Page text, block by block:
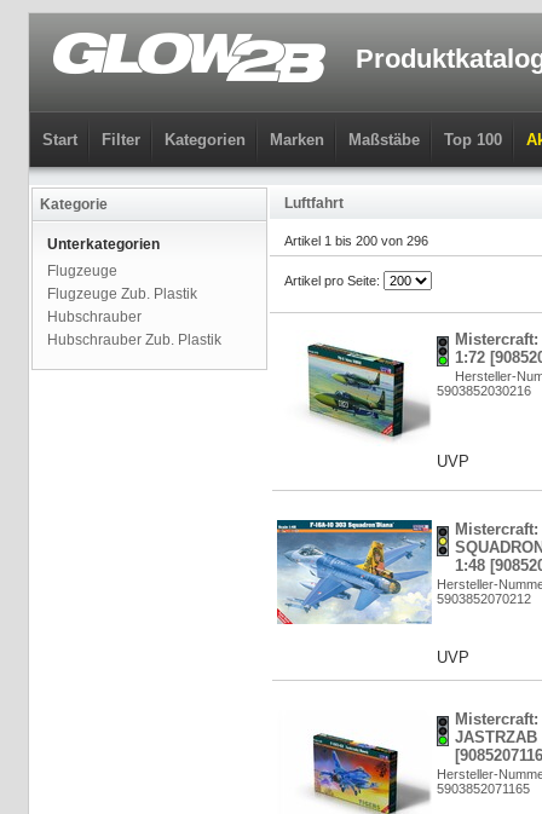
Start Filter Kategorien Marken Maßstäbe Top 100
Kategorie
Unterkategorien
Flugzeuge
Flugzeuge Zub. Plastik
Hubschrauber
Hubschrauber Zub. Plastik
Luftfahrt
Artikel 1 bis 200 von 296
Artikel pro Seite:
Mistercraft:
1:72
Hersteller-
5903852030216
UVP
Mistercraft:
1:48
Hersteller-
5903852070212
UVP
Mistercraft:
JASTRZAB
Hersteller-
5903852071165